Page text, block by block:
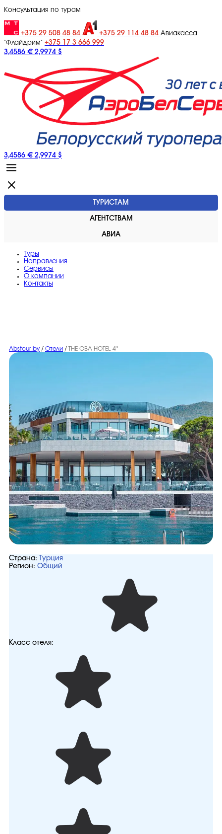
Консультация по турам
+375 29 508 48 84 +375 29 114 48 84 Авиакасса
"Флайдрим" +375 17 3 666 999
3,4586 € 2,9974 $
3,4586 € 2,9974 $
ТУРИСТАМ
АГЕНТСТВАМ
АВИА
Туры
Направления
Сервисы
O компании
Контакты
Abstour.by / Отели / THE OBA HOTEL 4*
Страна:
Турция
Регион: Общий
Класс отеля: